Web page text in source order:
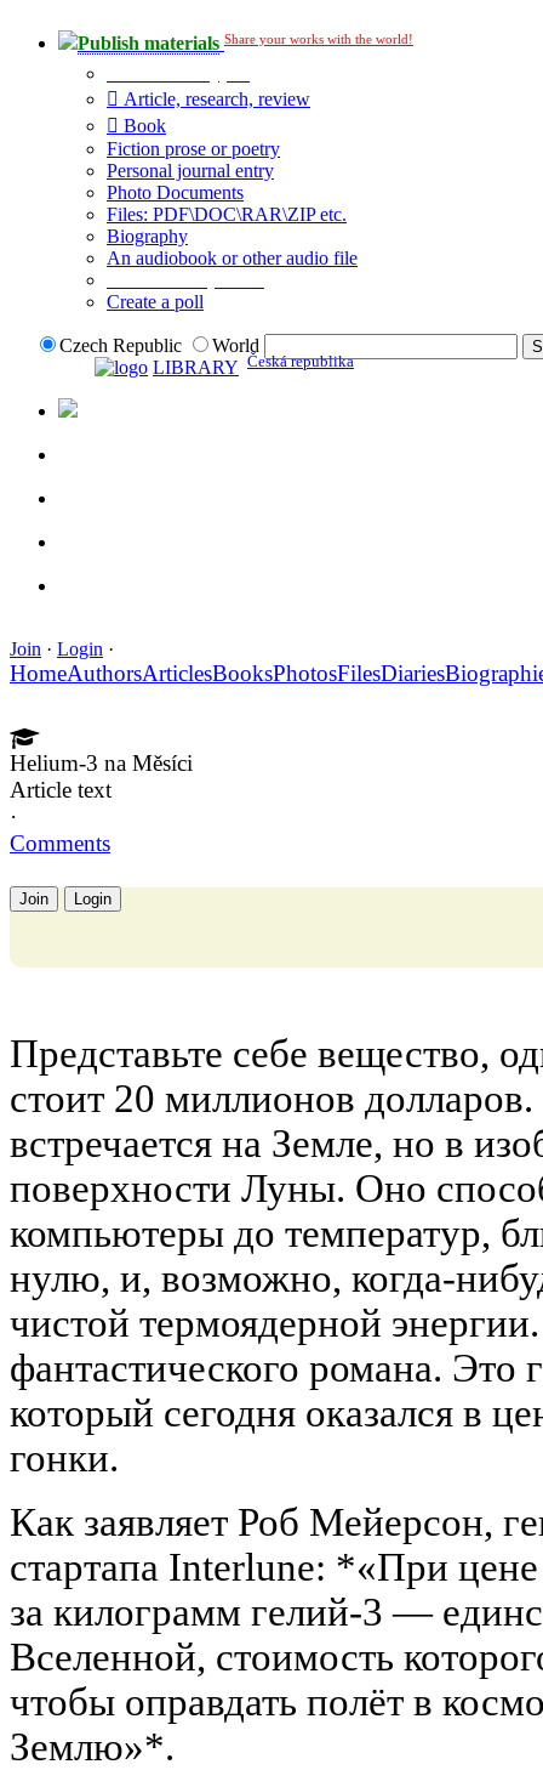
Publish materials Share your works with the world!
Article, research, review
Book
Fiction prose or poetry
Personal journal entry
Photo Documents
Files: PDF\DOC\RAR\ZIP etc.
Biography
An audiobook or other audio file
Create a poll
Czech Republic
World
LIBRARY Česká republika
Join · Login ·
HomeAuthorsArticlesBooksPhotosFilesDiaries
Helium-3 na Měsíci
Article text
·
Comments
Join Login
Представьте себе вещество,
стоит 20 миллионов
встречается на Земле, но в
поверхности Луны. Оно
компьютеры до температур,
нулю, и, возможно, когда-
чистой термоядерной
фантастического романа.
который сегодня оказался в
гонки.
Как заявляет Роб Мейерсон,
стартапа Interlune: *«При
за килограмм гелий-3 —
Вселенной, стоимость
чтобы оправдать полёт в
Землю»*.